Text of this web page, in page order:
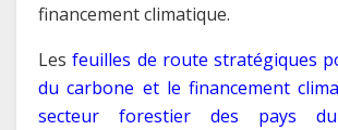
financement climatique.
Lesfeuilles de route stratégiques
du carbone et le financement
secteur forestier des pays